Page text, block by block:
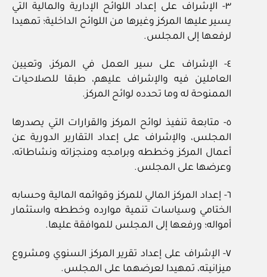
٣- الإشراف على إعداد اللوائح الإدارية والمالية التي
يسير عليها المركز وغيرها من اللوائح الداخلية؛ تمهيدا
لرفعها إلى المجلس.
٤- الإشراف على سير العمل في المركز، وتعيين
العاملين فيه والإشراف عليهم، طبقا للصلاحيات
الممنوحة له وما تحدده لوائح المركز.
٥- متابعة تنفيذ لوائح المركز والقرارات التي يصدرها
المجلس، والإشراف على إعداد التقارير الدورية عن
أعمال المركز وخططه وبرامجه ومنجزاته ونشاطاته،
وعرضها على المجلس.
٦- إعداد المركز المالي للمركز وقوائمه المالية وحسابه
الختامي وسياسات تنمية موارده وخططه واستثمار
أمواله؛ ورفعها إلى المجلس للموافقة عليها.
٧- الإشراف على إعداد تقرير المركز السنوي ومشروع
ميزانيته، تمهيدا لعرضهما على المجلس.